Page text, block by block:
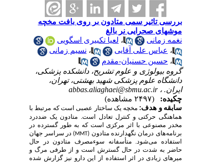
بررسی تاثیر سمی متادون بر روی بافت مخچه
موشهای صحرایی نر بالغ
نغمه زمانی
،لعیا تکبیری اسگویی
،عباس علی آقایی ،نسیم زمانی
،حسین حسنیان-مقدم
گروه بیولوژی و علوم تشریح، دانشکده پزشکی،
دانشگاه علوم پزشکی شهید بهشتی، تهران،
ایران. ، abbas.aliaghaei@sbmu.ac.ir
چکیده:
سابقه و هدف:مخچه یک ساختار عصبی است که مرتبط با
هماهنگی حرکتی و کنترل تعادل است. متادون یک ضددرد
مخدر مصنوعی با اثر مرکزی است که به طور گسترده در
برنامه‌های درمان نگهدارنده متادون (MMT) در سراسر جهان
استفاده می‌شود. متأسفانه سوءمصرف متادون در حال
حاضر به شدت در حال گسترش است و از طرفی مرگ و
میرهای زیادی در اثر استفاده از این دارو نیز گزارش شده